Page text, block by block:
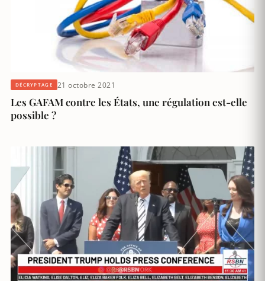
DÉCRYPTAGE 21 octobre 2021
Les GAFAM contre les États, une régulation est-elle
possible ?